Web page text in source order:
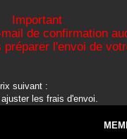
Important
de confirmation
l'envoi de
suivant :
les frais d'envoi.